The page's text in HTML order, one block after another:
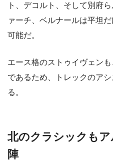
ト、デコルト、そして別府
ァーチ、ベルナールは平坦
可能だ。
エース格のストゥイヴェン
であるため、トレックのア
る。
北のクラシックも
陣